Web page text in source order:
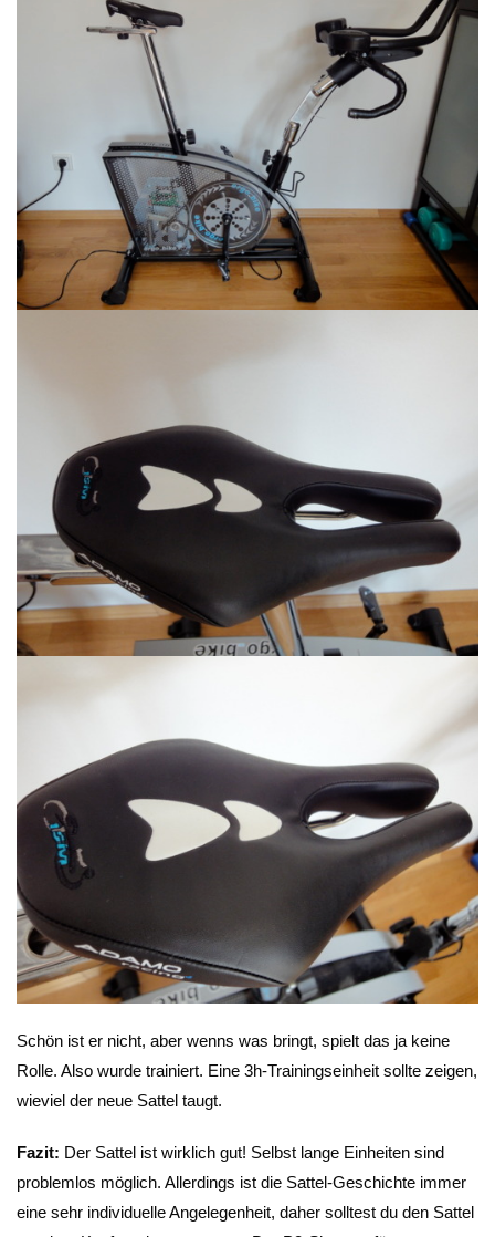
Schön ist er nicht, aber wenns was bringt, spielt das ja keine
Rolle. Also wurde trainiert. Eine 3h-Trainingseinheit sollte zeigen,
wieviel der neue Sattel taugt.
Fazit: Der Sattel ist wirklich gut! Selbst lange Einheiten sind
problemlos möglich. Allerdings ist die Sattel-Geschichte immer
eine sehr individuelle Angelegenheit, daher solltest du den Sattel